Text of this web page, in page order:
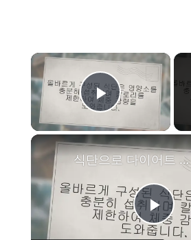
×
Play Video
P
식단으로 다이어트 성공전략 14가지